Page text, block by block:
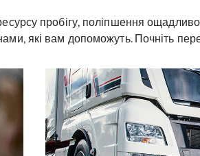
пробігу, поліпшення
які вам допоможуть. Почніть